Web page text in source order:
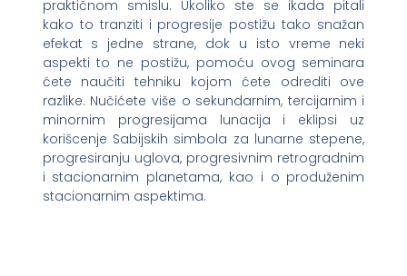
praktičnom smislu. Ukoliko ste se ikada pitali
kako to tranziti i progresije postižu tako snažan
efekat s jedne strane, dok u isto vreme neki
aspekti to ne postižu, pomoću ovog seminara
ćete naučiti tehniku kojom ćete odrediti ove
razlike. Nučićete više o sekundarnim, tercijarnim i
minornim progresijama lunacija i eklipsi uz
korišcenje Sabijskih simbola za lunarne stepene,
progresiranju uglova, progresivnim retrogradnim
i stacionarnim planetama, kao i o produženim
stacionarnim aspektima.